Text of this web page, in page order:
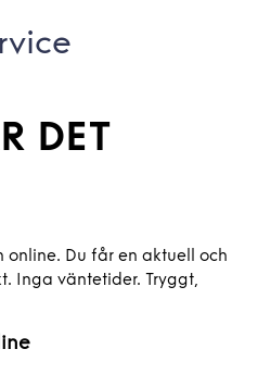
DET
Du får en aktuell och
Inga väntetider. Tryggt,